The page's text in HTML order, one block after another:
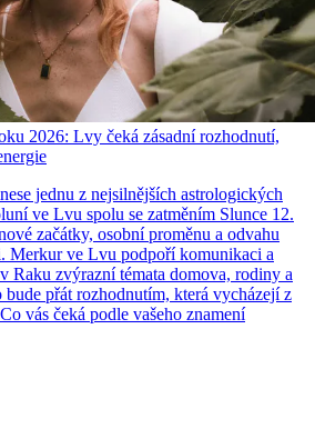
2026: Lvy čeká zásadní rozhodnutí,
jednu z nejsilnějších astrologických
ve Lvu spolu se zatměním Slunce 12.
začátky, osobní proměnu a odvahu
Merkur ve Lvu podpoří komunikaci a
Raku zvýrazní témata domova, rodiny a
přát rozhodnutím, která vycházejí z
vás čeká podle vašeho znamení